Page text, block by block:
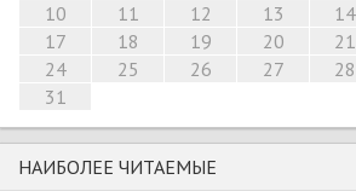
10
11 12 13 14
17
18 19 20 21
24
25 26 27 28
31
НАИБОЛЕЕ ЧИТАЕМЫЕ